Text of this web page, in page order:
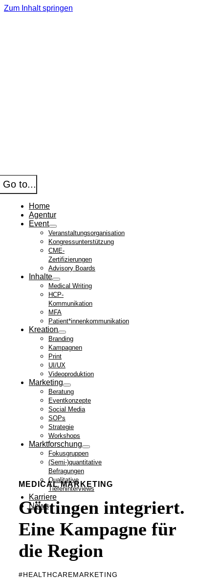
Zum Inhalt springen
Go to...
Home
Agentur
Event
Veranstaltungsorganisation
Kongressunterstützung
CME-
Zertifizierungen
Advisory Boards
Inhalte
Medical Writing
HCP-
Kommunikation
MFA
Patient*innenkommunikation
Kreation
Branding
Kampagnen
Print
UI/UX
Videoproduktion
Marketing
Beratung
Eventkonzepte
Social Media
SOPs
Strategie
Workshops
Marktforschung
Fokusgruppen
(Semi-)quantitative
Befragungen
Qualitative
Tiefeninterviews
Karriere
News
MEDICAL MARKETING
Göttingen integriert.
Eine Kampagne für
die Region
#HEALTHCAREMARKETING